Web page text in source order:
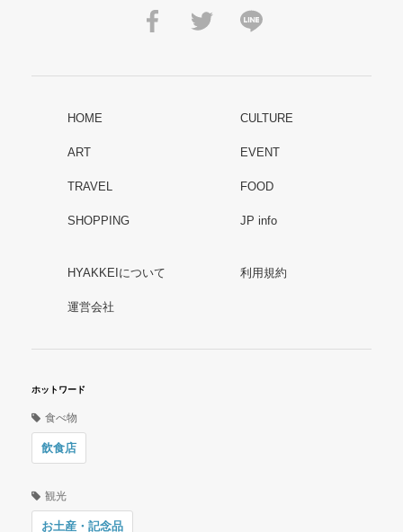
HOME CULTURE
ART EVENT
TRAVEL FOOD
SHOPPING JP info
HYAKKEIについて 利用規約
運営会社
ホットワード
食べ物
飲食店
観光
お土産・記念品